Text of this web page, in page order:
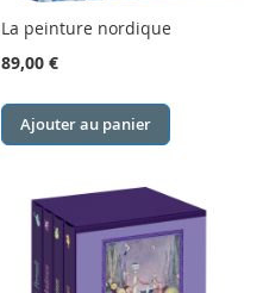
La peinture nordique
89,00 €
Ajouter au panier